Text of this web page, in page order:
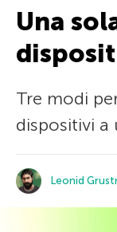
Una
Tre modi
dispositivi a
Leonid